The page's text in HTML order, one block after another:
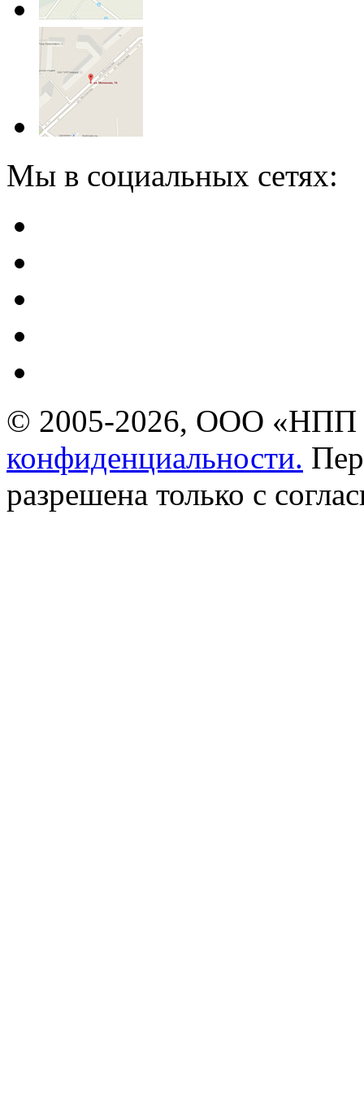
Мы в социальных сетях:
© 2005-2026, ООО «НПП
конфиденциальности.
разрешена только с